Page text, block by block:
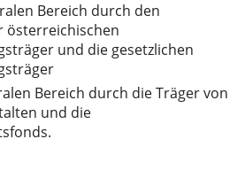
Bereich durch den
österreichischen
und die gesetzlichen
Bereich durch die Träger von
und die